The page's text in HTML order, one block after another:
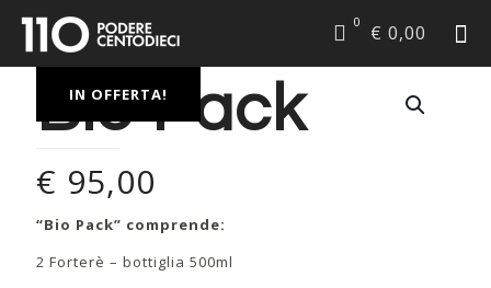
0 € 0,00
IN OFFERTA!
Bio Pack
€ 95,00
“Bio Pack” comprende:
2 Forterè – bottiglia 500ml